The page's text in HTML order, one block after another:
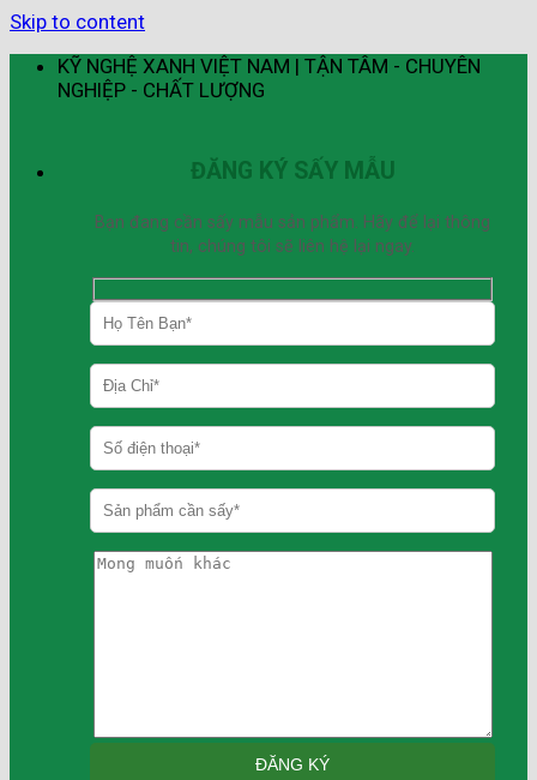
Skip to content
KỸ NGHỆ XANH VIỆT NAM | TẬN TÂM - CHUYÊN
NGHIỆP - CHẤT LƯỢNG
ĐĂNG KÝ SẤY MẪU
Bạn đang cần sấy mẫu sản phẩm. Hãy để lại thông
tin, chúng tôi sẽ liên hệ lại ngay.